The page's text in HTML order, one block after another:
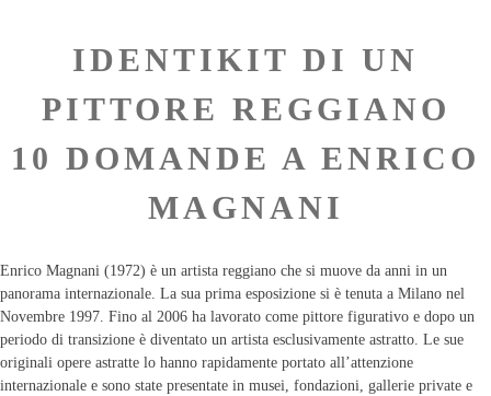
IDENTIKIT DI UN
PITTORE REGGIANO
10 DOMANDE A ENRICO
MAGNANI
Enrico Magnani (1972) è un artista reggiano che si muove da anni in un
panorama internazionale. La sua prima esposizione si è tenuta a Milano nel
Novembre 1997. Fino al 2006 ha lavorato come pittore figurativo e dopo un
periodo di transizione è diventato un artista esclusivamente astratto. Le sue
originali opere astratte lo hanno rapidamente portato all’attenzione
internazionale e sono state presentate in musei, fondazioni, gallerie private e